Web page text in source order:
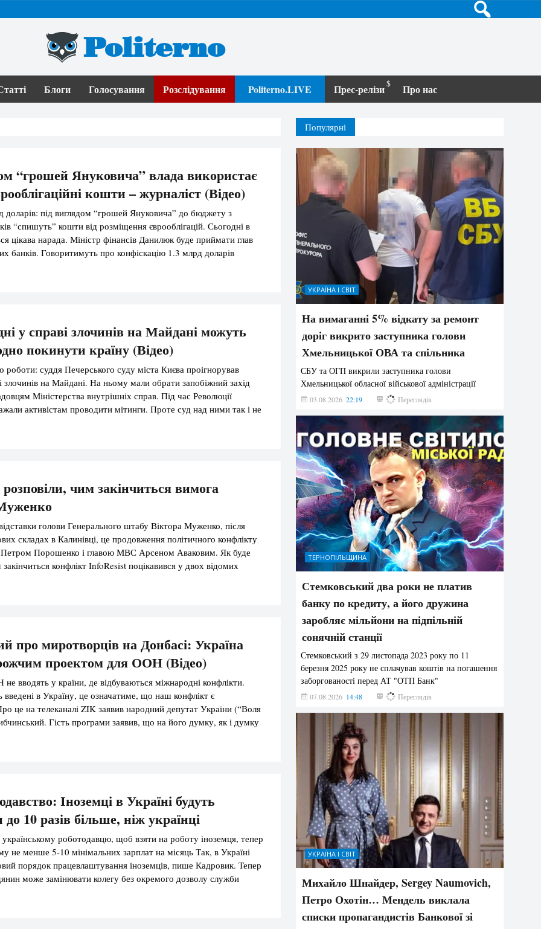
Politerno
Блоги Голосування Розслідування Politerno.LIVE Прес-релізи Про нас
“грошей Януковича” влада використає
кошти – журналіст (Відео)
під виглядом “грошей Януковича” до бюджету з
“спишуть” кошти від розміщення єврооблігацій. Сьогодні в
цікава нарада. Міністр фінансів Данилюк буде приймати глав
банків. Говоритимуть про конфіскацію 1.3 млрд доларів
до бюджету – а саме, як держбанки збираються
у справі злочинів на Майдані можуть
покинути країну (Відео)
роботи: суддя Печерського суду міста Києва проігнорував
злочинів на Майдані. На ньому мали обрати запобіжний захід
Міністерства внутрішніх справ. Під час Революції
активістам проводити мітинги. Проте суд над ними так і не
мають право безперешкодно покидати країну. Цей суд уже
чим закінчиться вимога
голови Генерального штабу Віктора Муженко, після
складах в Калинівці, це продовження політичного конфлікту
Порошенко і главою МВС Арсеном Аваковим. Як буде
конфлікт InfoResist поцікавився у двох відомих
Віктора Небоженка і Володимира Фесенко. Про конфлікт
про миротворців на Донбасі: Україна
проектом для ООН (Відео)
вводять у країни, де відбуваються міжнародні конфлікти.
в Україну, це означатиме, що наш конфлікт є
це на телеканалі ZIK заявив народний депутат України (“Воля
Гість програми заявив, що на його думку, як і думку
Мінські домовленості – це зрада. Так, першим […]
Іноземці в Україні будуть
10 разів більше, ніж українці
роботодавцю, щоб взяти на роботу іноземця, тепер
не менше 5-10 мінімальних зарплат на місяць Так, в Україні
порядок працевлаштування іноземців, пише Кадровик. Тепер
може замінювати колегу без окремого дозволу служби
на роботу іноземних фахівців з ІТ-технологій видаватимуть на
Популярні
УКРАЇНА І СВІТ
На вимаганні 5% відкату за ремонт
доріг викрито заступника голови
Хмельницької ОВА та спільника
СБУ та ОГП викрили заступника голови
Хмельницької обласної військової адміністрації
03.08.2026 22:19 870 Переглядів
ТЕРНОПІЛЬЩИНА
Стемковський два роки не платив
банку по кредиту, а його дружина
заробляє мільйони на підпільній
сонячній станції
Стемковський з 29 листопада 2023 року по 11
березня 2025 року не сплачував коштів на погашення
заборгованості перед АТ "ОТП Банк"
07.08.2026 14:48 321 Переглядів
УКРАЇНА І СВІТ
Михайло Шнайдер, Sergey Naumovich,
Петро Охотін… Мендель виклала
списки пропагандистів Банкової зі